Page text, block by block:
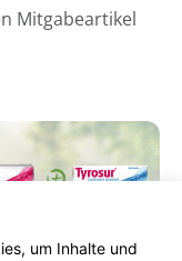
Mitgabeartikel
um Inhalte und